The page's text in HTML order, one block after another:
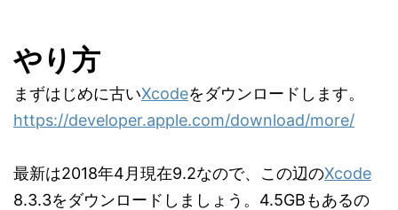
やり方
まずはじめに古いXcodeをダウンロードします。
https://developer.apple.com/download/more/
最新は2018年4月現在9.2なので、この辺のXcode
8.3.3をダウンロードしましょう。4.5GBもあるの